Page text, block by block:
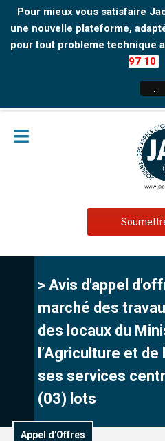
Pour mieux vous satisfaire
une nouvelle plateforme,
pour tout probleme technique
97 10
> Avis d'appel
marché des
des locaux du
l’Agriculture et de
ses services
(03) lots
Appel d'Offres